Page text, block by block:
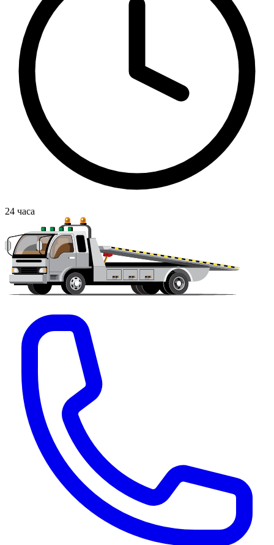
24 часа